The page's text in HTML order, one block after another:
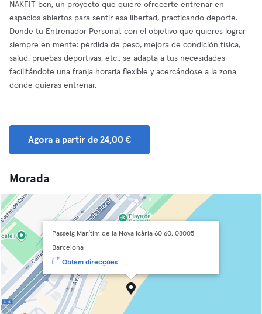
NAKFIT bcn, un proyecto que quiere ofrecerte entrenar en
espacios abiertos para sentir esa libertad, practicando deporte.
Donde tu Entrenador Personal, con el objetivo que quieres lograr
siempre en mente: pérdida de peso, mejora de condición física,
salud, pruebas deportivas, etc., se adapta a tus necesidades
facilitándote una franja horaria flexible y acercándose a la zona
donde quieras entrenar.
Agora a partir de 24,00 €
Morada
Passeig Marítim de la Nova Icària 60 60, 08005
Barcelona
Obtém direcções